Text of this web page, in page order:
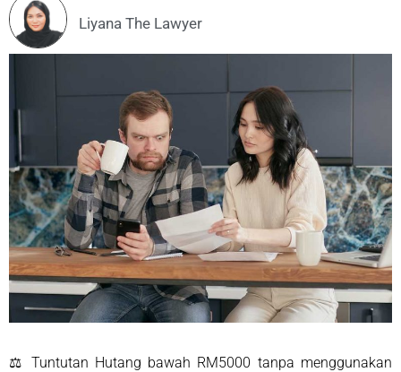
Liyana The Lawyer
⚖ Tuntutan Hutang bawah RM5000 tanpa menggunakan